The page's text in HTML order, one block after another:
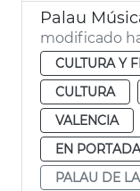
modificado
CULTURA Y
CULTURA
VALENCIA
EN
PALAU DE